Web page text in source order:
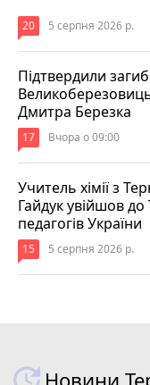
20 5 серпня 2026 р.
Підтвердили
Дмитра Березка
17 Вчора о 09:00
Учитель хімії з
Гайдук увійшов
педагогів України
15 5 серпня 2026 р.
Новини